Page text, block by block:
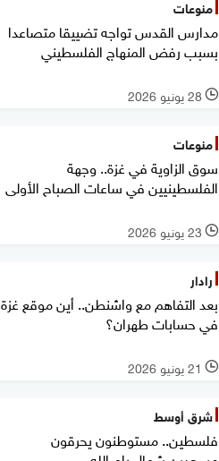
منوعات
مدارس القدس تواجه تضييقا متصاعدا
بسبب رفض المنهاج الفلسطيني
l 28 يونيو 2026
منوعات
سوق الزاوية في غزة.. وجهة
الفلسطينيين في ساعات الصباح الأولى
l 23 يونيو 2026
رادار
بعد التفاهم مع واشنطن.. أين موقع غزة
في حسابات طهران؟
l 21 يونيو 2026
شرق أوسط
فلسطين.. مستوطنون يحرقون